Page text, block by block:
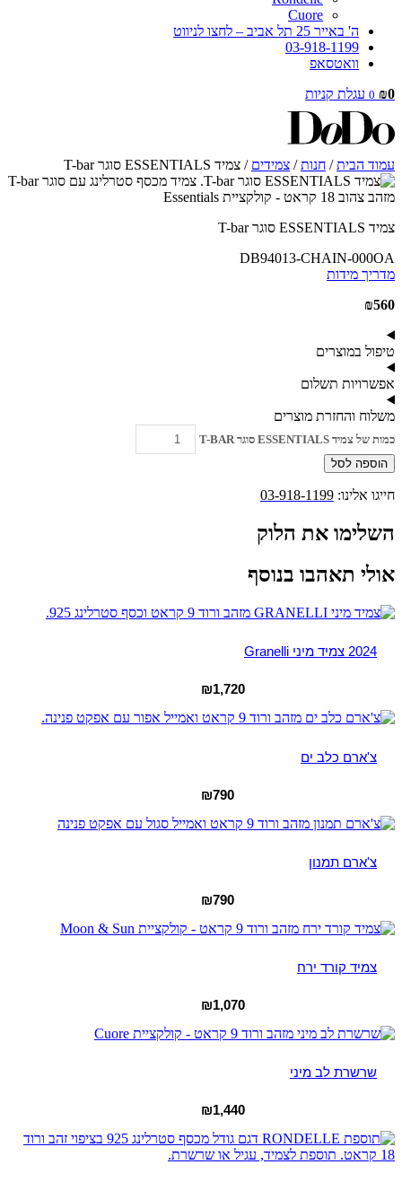
Cuore
ה' באייר 25 תל אביב – לחצו לניווט
03-918-1199
וואטסאפ
₪0
0 עגלת קניות
עמוד הבית/ חנות/ צמידים / צמיד ESSENTIALS סוגר T-bar
צמיד ESSENTIALS סוגר T-bar
DB94013-CHAIN-000OA
מדריך מידות
₪560
טיפול במוצרים
אפשרויות תשלום
משלוח והחזרת מוצרים
כמות של צמיד ESSENTIALS סוגר T-BAR
הוספה לסל
חייגו אלינו: 03-918-1199
השלימו את הלוק
אולי תאהבו בנוסף
2024 צמיד מיני Granelli
₪1,720
צ'ארם כלב ים
₪790
צ'ארם תמנון
₪790
צמיד קורד ירח
₪1,070
שרשרת לב מיני
₪1,440